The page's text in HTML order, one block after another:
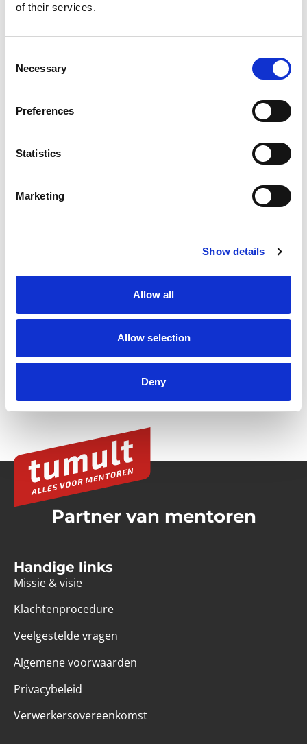
of their services.
Selection
Necessary
Preferences
Statistics
Marketing
Show details
Allow all
Allow selection
Deny
Heb je geen Entree account?
Inspirerend nieuws,
blogs en tips
ontvangen?
Meld je aan voor onze nieuwsbrief!
Partner van mentoren
Handige links
Missie & visie
Klachtenprocedure
Veelgestelde vragen
Algemene voorwaarden
Privacybeleid
Verwerkersovereenkomst